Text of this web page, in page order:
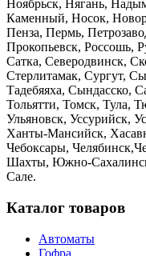
Ноябрьск, Нягань,
Каменный, Носок,
Пенза, Пермь,
Прокопьевск, Россошь,
Сатка, Северодвинск,
Стерлитамак, Сургут,
Тадебяяха, Сындасско,
Тольятти, Томск, Тула,
Ульяновск, Уссурийск,
Ханты-Мансийск,
Чебоксары,
Шахты, Южно-
Сале.
Каталог товаров
Автоматы
Гофра